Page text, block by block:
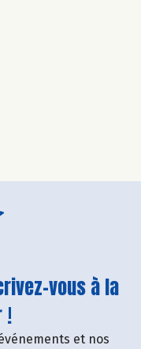
vous à la
!
et nos